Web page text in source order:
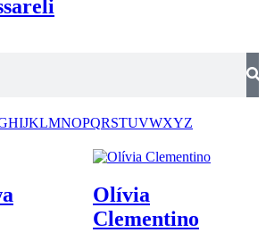
HIJKLMNOPQRSTUVWXYZ
Olívia
Clementino